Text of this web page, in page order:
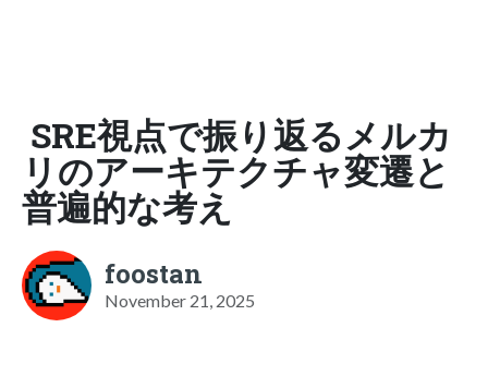
SRE視点で振り返るメルカ
リのアーキテクチャ変遷と
普遍的な考え
foostan
November 21, 2025